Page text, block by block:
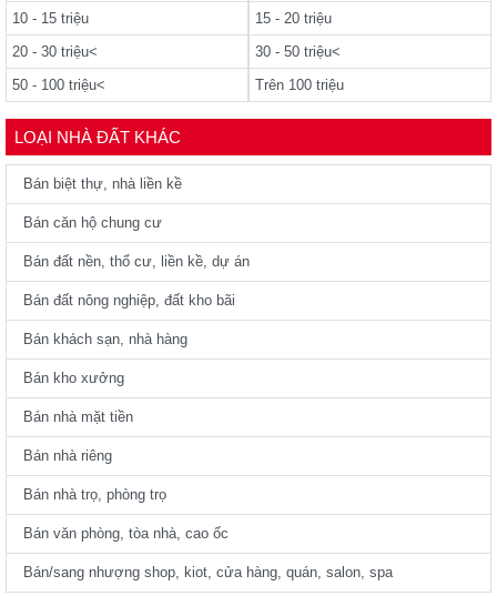
10 - 15 triệu
15 - 20 triệu
20 - 30 triệu<
30 - 50 triệu<
50 - 100 triệu<
Trên 100 triệu
LOẠI NHÀ ĐẤT KHÁC
Bán biệt thự, nhà liền kề
Bán căn hộ chung cư
Bán đất nền, thổ cư, liền kề, dự án
Bán đất nông nghiệp, đất kho bãi
Bán khách sạn, nhà hàng
Bán kho xưởng
Bán nhà mặt tiền
Bán nhà riêng
Bán nhà trọ, phòng trọ
Bán văn phòng, tòa nhà, cao ốc
Bán/sang nhượng shop, kiot, cửa hàng, quán, salon, spa